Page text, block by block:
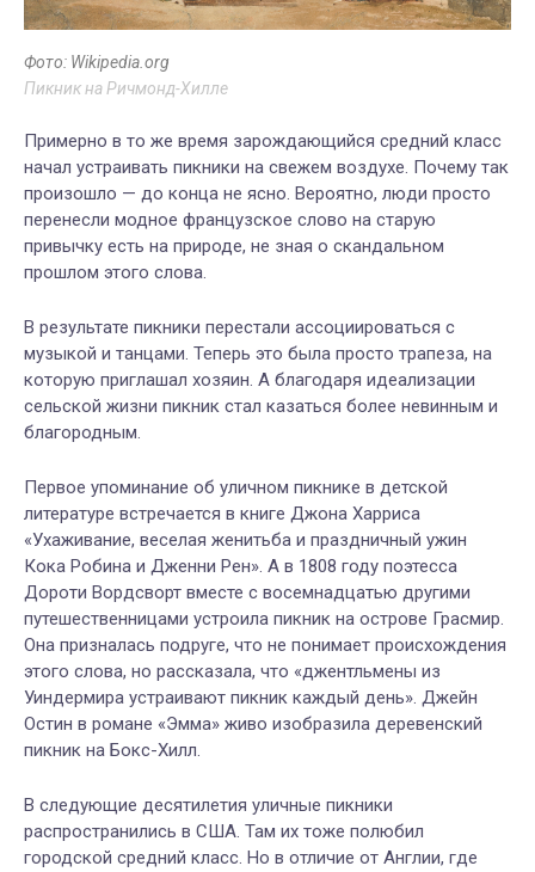
Фото: Wikipedia.org
Пикник на Ричмонд-Хилле
Примерно в то же время зарождающийся средний класс
начал устраивать пикники на свежем воздухе. Почему так
произошло — до конца не ясно. Вероятно, люди просто
перенесли модное французское слово на старую
привычку есть на природе, не зная о скандальном
прошлом этого слова.
В результате пикники перестали ассоциироваться с
музыкой и танцами. Теперь это была просто трапеза, на
которую приглашал хозяин. А благодаря идеализации
сельской жизни пикник стал казаться более невинным и
благородным.
Первое упоминание об уличном пикнике в детской
литературе встречается в книге Джона Харриса
«Ухаживание, веселая женитьба и праздничный ужин
Кока Робина и Дженни Рен». А в 1808 году поэтесса
Дороти Вордсворт вместе с восемнадцатью другими
путешественницами устроила пикник на острове Грасмир.
Она призналась подруге, что не понимает происхождения
этого слова, но рассказала, что «джентльмены из
Уиндермира устраивают пикник каждый день». Джейн
Остин в романе «Эмма» живо изобразила деревенский
пикник на Бокс-Хилл.
В следующие десятилетия уличные пикники
распространились в США. Там их тоже полюбил
городской средний класс. Но в отличие от Англии, где